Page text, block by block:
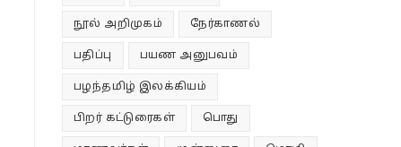
நூல் அறிமுகம் நேர்காணல்
பதிப்பு பயண அனுபவம்
பழந்தமிழ் இலக்கியம்
பிறர் கட்டுரைகள் பொது